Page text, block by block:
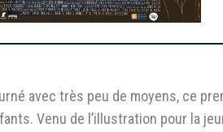
avec très peu de moyens, ce
Venu de l’illustration pour la